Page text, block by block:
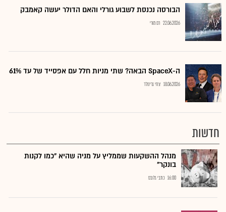
הבורסה נכנסת לשבוע גורלי והאם הדולר יעשה קאמבק
22.06.2026 רם מורי
ה-SpaceX הבאה? שתי מניות חלל עם אפסייד של עד 61%
18.06.2026 צחי גרינולד
חדשות
מנהל ההשקעות שממליץ על מניה שהיא "כמו לקנות
בונקר"
16:00 כתבי גלובס